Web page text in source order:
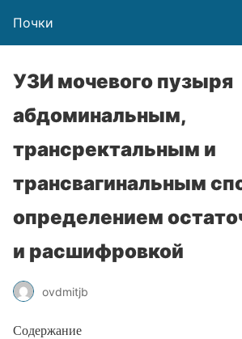
Почки
УЗИ мочевого пузыря
абдоминальным,
трансректальным и
трансвагинальным
определением
и расшифровкой
ovdmitjb
Содержание